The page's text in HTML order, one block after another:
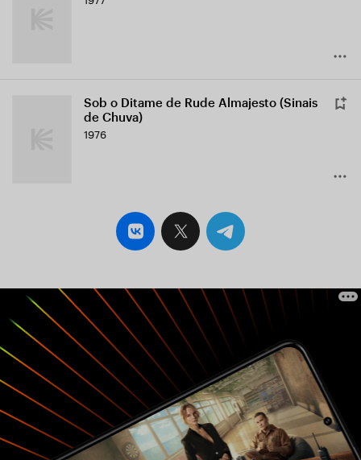
Sob o Ditame de Rude Almajesto (Sinais
de Chuva)
1976